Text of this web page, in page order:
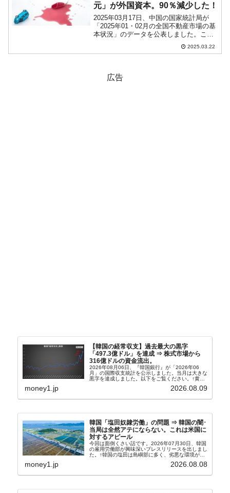
元」が外国資本。90％減少した！
2025年03月17日、中国の国家統計局が
「2025年01・02月の全国不動産市場の基
本状況」のデータを公表しました。この
中に非常に面白い数字があるので、ご紹
介します。まず、全般状況として中国の
2025.03.22
広告
【韓国の経常収支】過去最大の黒字
「497.3億ドル」を達成 ⇒ 株式市場から
316億ドルの資金流出。
2026年08月06日、『韓国銀行』が「2026年06
月」の国際収支統計を公示しました。当月は大きな
黒字を達成しました。以下をご覧ください。↑黄色
の経常収支です。2026年06月貿易収支：4...
money1.jp 2026.08.09
韓国「塩田奴隷労働」の問題 ⇒ 韓国の闇･
当局は全然アテにならない。これは米国に
対するアピール
今回は面倒くさい話です。2026年07月30日、韓国
の雇用労働部が興味深いプレスリリースを出しまし
た。↑韓国の塩田は島嶼部に多く、劣悪な環境が一
たといわれます（後述）。これは、いわゆる「塩田
money1.jp 2026.08.08